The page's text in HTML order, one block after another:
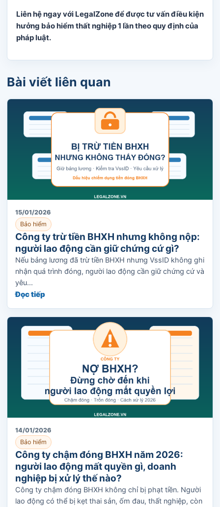
Liên hệ ngay với LegalZone để được tư vấn điều kiện
hưởng bảo hiểm thất nghiệp 1 lần theo quy định của
pháp luật.
Bài viết liên quan
15/01/2026
Bảo hiểm
Công ty trừ tiền BHXH nhưng không nộp:
người lao động cần giữ chứng cứ gì?
Nếu bảng lương đã trừ tiền BHXH nhưng VssID không ghi
nhận quá trình đóng, người lao động cần giữ chứng cứ và
yêu...
Đọc tiếp
14/01/2026
Bảo hiểm
Công ty chậm đóng BHXH năm 2026:
người lao động mất quyền gì, doanh
nghiệp bị xử lý thế nào?
Công ty chậm đóng BHXH không chỉ bị phạt tiền. Người
lao động có thể bị kẹt thai sản, ốm đau, thất nghiệp, còn